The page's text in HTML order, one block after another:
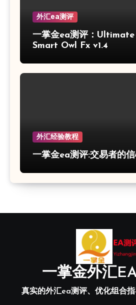
外汇ea测评
一掌金ea测评：
Smart Owl Fx v1.4
外汇经验教程
一掌金ea测评:交易者的
一掌金外汇
真实的外汇ea测评、优化组合